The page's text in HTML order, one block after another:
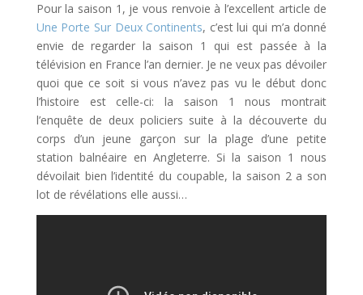
Pour la saison 1, je vous renvoie à l’excellent article de
Une Porte Sur Deux Continents, c’est lui qui m’a donné
envie de regarder la saison 1 qui est passée à la
télévision en France l’an dernier. Je ne veux pas dévoiler
quoi que ce soit si vous n’avez pas vu le début donc
l’histoire est celle-ci: la saison 1 nous montrait
l’enquête de deux policiers suite à la découverte du
corps d’un jeune garçon sur la plage d’une petite
station balnéaire en Angleterre. Si la saison 1 nous
dévoilait bien l’identité du coupable, la saison 2 a son
lot de révélations elle aussi…